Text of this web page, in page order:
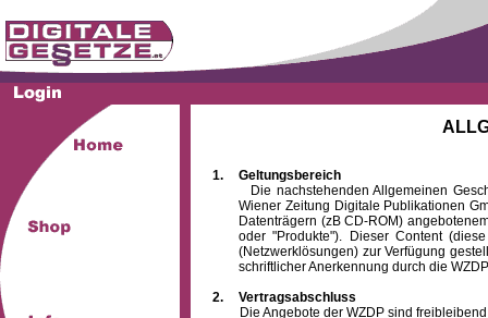
1.
Geltungsbereich
Die nachstehenden Allgemeinen
Wiener Zeitung Digitale Publikationen
Datenträgern (zB CD-ROM)
oder "Produkte"). Dieser Content
(Netzwerklösungen) zur Verfügung
schriftlicher Anerkennung durch die
2.
Vertragsabschluss
Die Angebote der WZDP sind freibleibend.